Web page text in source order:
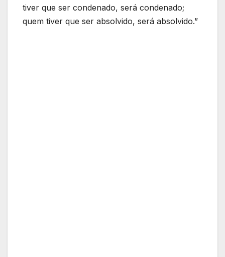
tiver que ser condenado, será condenado;
quem tiver que ser absolvido, será absolvido.”